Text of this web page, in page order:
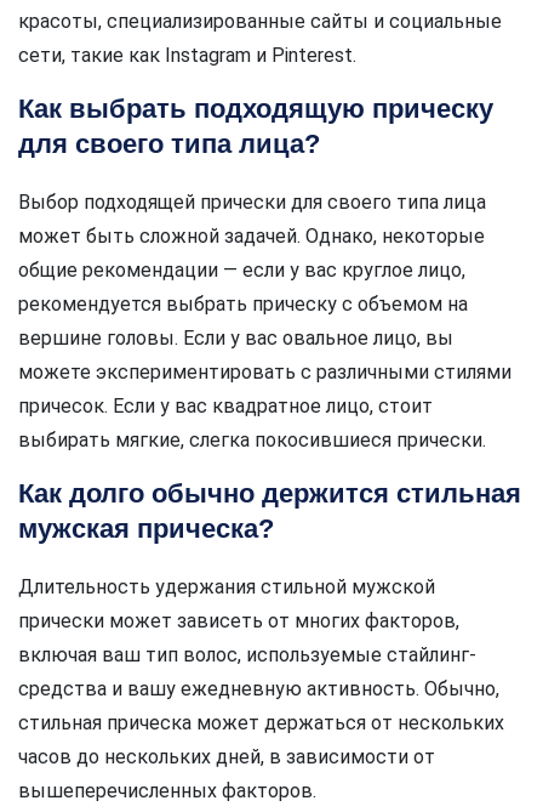
красоты, специализированные сайты и социальные
сети, такие как Instagram и Pinterest.
Как выбрать подходящую прическу
для своего типа лица?
Выбор подходящей прически для своего типа лица
может быть сложной задачей. Однако, некоторые
общие рекомендации — если у вас круглое лицо,
рекомендуется выбрать прическу с объемом на
вершине головы. Если у вас овальное лицо, вы
можете экспериментировать с различными стилями
причесок. Если у вас квадратное лицо, стоит
выбирать мягкие, слегка покосившиеся прически.
Как долго обычно держится стильная
мужская прическа?
Длительность удержания стильной мужской
прически может зависеть от многих факторов,
включая ваш тип волос, используемые стайлинг-
средства и вашу ежедневную активность. Обычно,
стильная прическа может держаться от нескольких
часов до нескольких дней, в зависимости от
вышеперечисленных факторов.